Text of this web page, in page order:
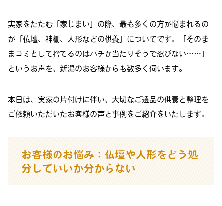
実家をたたむ「家じまい」の際、最も多くの方が悩まれるの
が「仏壇、神棚、人形などの供養」についてです。「そのま
まゴミとして捨てるのはバチが当たりそうで忍びない……」
というお声を、新潟のお客様からも数多く伺います。
本日は、実家の片付けに伴い、大切なご遺品の供養と整理を
ご依頼いただいたお客様の声と事例をご紹介をいたします。
お客様のお悩み：仏壇や人形をどう処
分していいか分からない